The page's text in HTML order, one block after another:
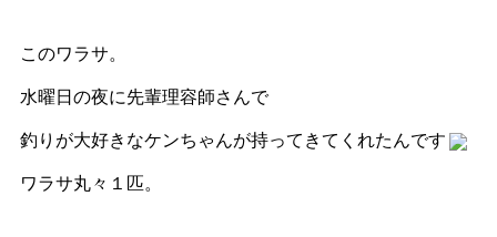
このワラサ。
水曜日の夜に先輩理容師さんで
釣りが大好きなケンちゃんが持ってきてくれたんです
ワラサ丸々１匹。